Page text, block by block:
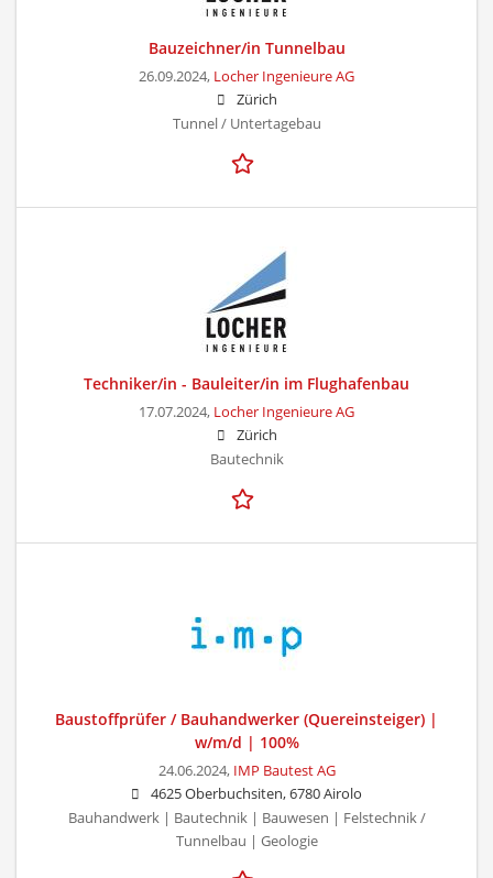
Bauzeichner/in Tunnelbau
26.09.2024, Locher Ingenieure AG
Zürich
Tunnel / Untertagebau
Techniker/in - Bauleiter/in im Flughafenbau
17.07.2024, Locher Ingenieure AG
Zürich
Bautechnik
Baustoffprüfer / Bauhandwerker (Quereinsteiger) |
w/m/d | 100%
24.06.2024, IMP Bautest AG
4625 Oberbuchsiten, 6780 Airolo
Bauhandwerk | Bautechnik | Bauwesen | Felstechnik /
Tunnelbau | Geologie